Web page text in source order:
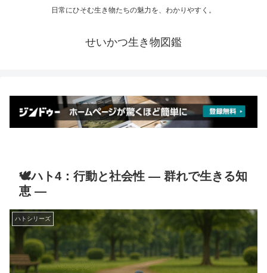
日常にひそむ生き物たちの魅力を、わかりやすく。
せいかつ生き物図鑑
🕊️ハト4：行動と社会性 ― 群れで生きる知
恵 ―
ハトシリーズ